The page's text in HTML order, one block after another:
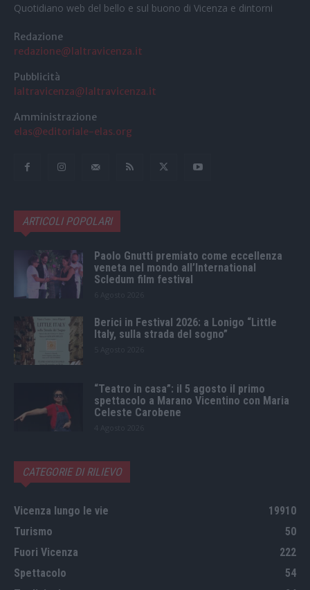
Quotidiano web del bello e sul buono di Vicenza e dintorni
Redazione
redazione@laltravicenza.it
Pubblicità
laltravicenza@laltravicenza.it
Amministrazione
elas@editoriale-elas.org
ARTICOLI POPOLARI
Paolo Gnutti premiato come eccellenza
veneta nel mondo all’International
Scledum film festival
Berici in Festival 2026: a Lonigo “Little
Italy, sulla strada del sogno”
“Teatro in casa”: il 5 agosto il primo
spettacolo a Marano Vicentino con Maria
Celeste Carobene
CATEGORIE DI RILIEVO
Vicenza lungo le vie
19910
Turismo
50
Fuori Vicenza
222
Spettacolo
54